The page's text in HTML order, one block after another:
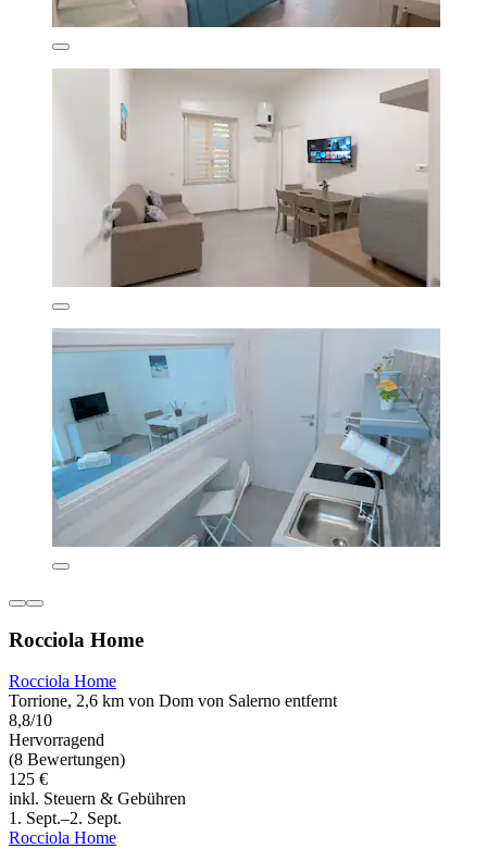
Rocciola Home
Rocciola Home
Torrione, 2,6 km von Dom von Salerno entfernt
8,8/10
Hervorragend
(8 Bewertungen)
125 €
inkl. Steuern & Gebühren
1. Sept.–2. Sept.
Rocciola Home